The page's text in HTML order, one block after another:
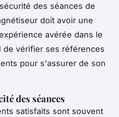
des séances de
doit avoir une
avérée dans le
de vérifier ses références
pour s'assurer de son
des séances
satisfaits sont souvent